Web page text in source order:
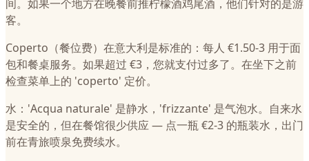
间。如果一个地方在晚餐前推柠檬酒鸡尾酒，他们针对的是游
客。
Coperto（餐位费）在意大利是标准的：每人 €1.50-3 用于面
包和餐桌服务。如果超过 €3，您就支付过多了。在坐下之前
检查菜单上的 'coperto' 定价。
水：'Acqua naturale' 是静水，'frizzante' 是气泡水。自来水
是安全的，但在餐馆很少供应 — 点一瓶 €2-3 的瓶装水，出门
前在青旅喷泉免费续水。